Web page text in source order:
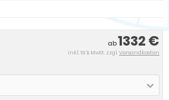
ab1332 €
inkl. 19 % MwSt. zzgl.Versandkosten